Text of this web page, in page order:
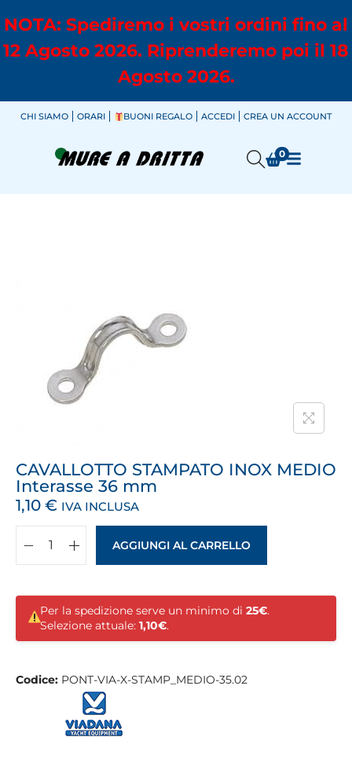
NOTA: Spediremo i vostri ordini fino al
12 Agosto 2026. Riprenderemo poi il 18
Agosto 2026.
CHI SIAMO ORARI BUONI REGALO ACCEDI CREA UN ACCOUNT
0
CAVALLOTTO STAMPATO INOX MEDIO
Interasse 36 mm
1,10 € IVA INCLUSA
AGGIUNGI AL CARRELLO
Per la spedizione serve un minimo di25€.
Selezione attuale:1,10€.
Codice: PONT-VIA-X-STAMP_MEDIO-35.02